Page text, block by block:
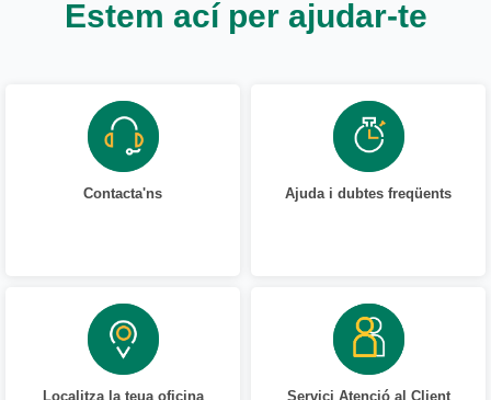
Estem ací per ajudar-te
Contacta'ns Ajuda i dubtes freqüents
Localitza la teua oficina
Servici Atenció al Client